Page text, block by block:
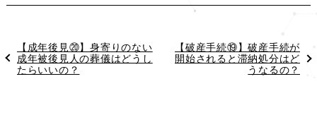
過
去
の
【成年後見⑳】身寄りのない
成年被後見人の葬儀はどうし
たらいいの？
次
の
【破産手続⑲】破産手続が
開始されると滞納処分はど
うなるの？